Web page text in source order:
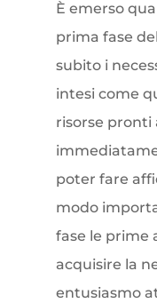
È emerso
prima fase
subito i
intesi come
risorse pronti
poter fare
modo
fase le prime
acquisire la
entusiasmo